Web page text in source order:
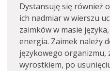
Dystansuję się również
ich nadmiar w wierszu
zaimków w masie
energia. Zaimek należy
językowego organizmu,
wyrostkiem, po